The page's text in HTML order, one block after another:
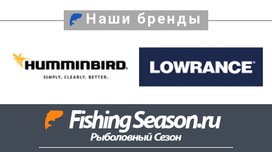
Наши бренды